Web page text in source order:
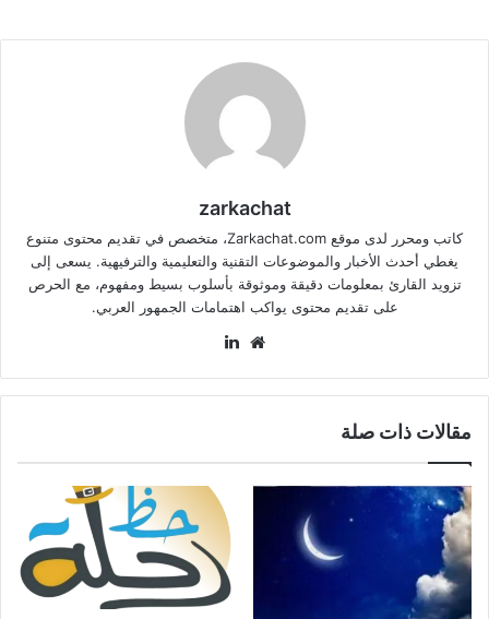
zarkachat
كاتب ومحرر لدى موقع Zarkachat.com، متخصص في تقديم محتوى متنوع
يغطي أحدث الأخبار والموضوعات التقنية والتعليمية والترفيهية. يسعى إلى
تزويد القارئ بمعلومات دقيقة وموثوقة بأسلوب بسيط ومفهوم، مع الحرص
على تقديم محتوى يواكب اهتمامات الجمهور العربي.
موقع
مقالات ذات صلة